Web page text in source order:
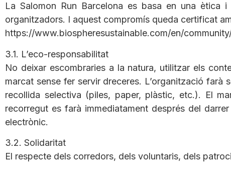
La Salomon Run Barcelona es basa en una ètica
organitzadors. I aquest compromís queda certificat
https://www.biospheresustainable.com/en/
3.1. L’eco-responsabilitat
No deixar escombraries a la natura, utilitzar els
marcat sense fer servir dreceres. L’organització
recollida selectiva (piles, paper, plàstic, etc.). El
recorregut es farà immediatament després del
electrònic.
3.2. Solidaritat
El respecte dels corredors, dels voluntaris, dels